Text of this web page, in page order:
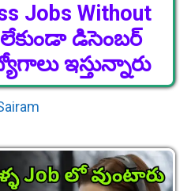
Jobs Without
లేకుండా డిసెంబర్
ఇస్తున్నారు